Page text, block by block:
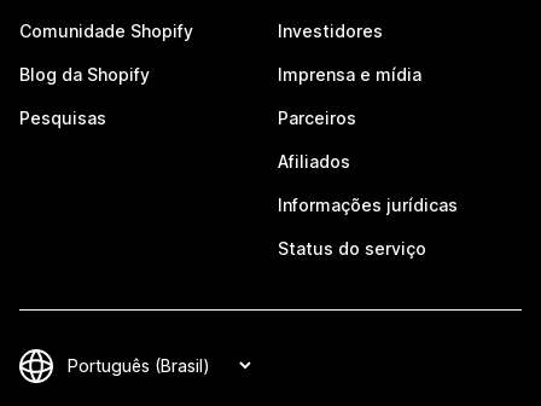
Comunidade Shopify
Blog da Shopify
Pesquisas
Investidores
Imprensa e mídia
Parceiros
Afiliados
Informações jurídicas
Status do serviço